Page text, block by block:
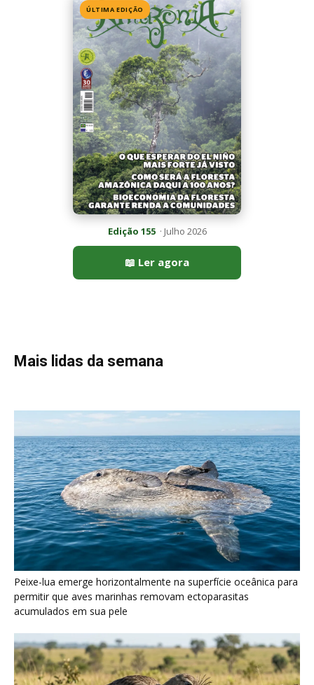
Seriema utiliza pernas longas e arremessa serpentes contra
rochas para subjugar presas peçonhentas nos campos
Seriema combina corridas em alta velocidade e arremessos
contra rochas para imobilizar serpentes peçonhentas no
cerrado